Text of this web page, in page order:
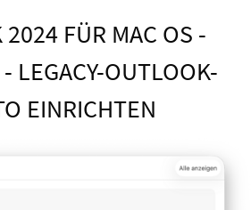
FÜR MAC OS -
LEGACY-OUTLOOK-
EINRICHTEN